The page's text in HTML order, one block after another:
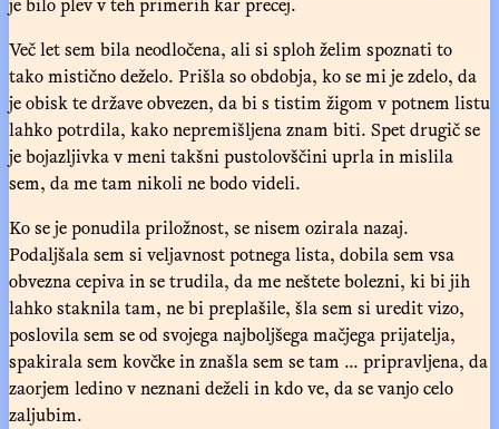
Več let sem bila neodločena, ali si sploh želim spoznati to
tako mistično deželo. Prišla so obdobja, ko se mi je zdelo, da
je obisk te države obvezen, da bi s tistim žigom v potnem listu
lahko potrdila, kako nepremišljena znam biti. Spet drugič se
je bojazljivka v meni takšni pustolovščini uprla in mislila
sem, da me tam nikoli ne bodo videli.
Ko se je ponudila priložnost, se nisem ozirala nazaj.
Podaljšala sem si veljavnost potnega lista, dobila sem vsa
obvezna cepiva in se trudila, da me neštete bolezni, ki bi jih
lahko staknila tam, ne bi preplašile, šla sem si uredit vizo,
poslovila sem se od svojega najboljšega mačjega prijatelja,
spakirala sem kovčke in znašla sem se tam ... pripravljena, da
zaorjem ledino v neznani deželi in kdo ve, da se vanjo celo
zaljubim.